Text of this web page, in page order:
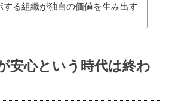
する組織が独自の価値を生み出す
安心という時代は終わ